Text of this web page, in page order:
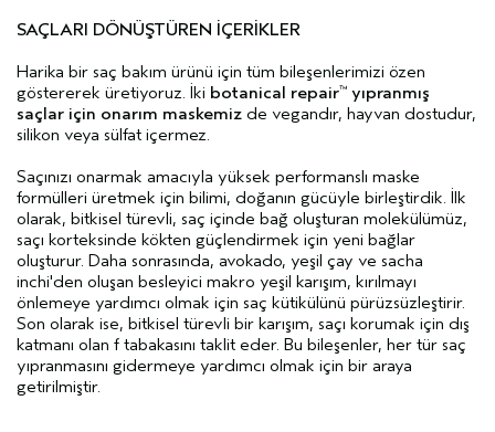
SAÇLARI DÖNÜŞTÜREN İÇERİKLER
Harika bir saç bakım ürünü için tüm bileşenlerimizi özen
göstererek üretiyoruz. İki botanical repair™ yıpranmış
saçlar için onarım maskemiz de vegandır, hayvan dostudur,
silikon veya sülfat içermez.
Saçınızı onarmak amacıyla yüksek performanslı maske
formülleri üretmek için bilimi, doğanın gücüyle birleştirdik. İlk
olarak, bitkisel türevli, saç içinde bağ oluşturan molekülümüz,
saçı korteksinde kökten güçlendirmek için yeni bağlar
oluşturur. Daha sonrasında, avokado, yeşil çay ve sacha
inchi'den oluşan besleyici makro yeşil karışım, kırılmayı
önlemeye yardımcı olmak için saç kütikülünü pürüzsüzleştirir.
Son olarak ise, bitkisel türevli bir karışım, saçı korumak için dış
katmanı olan f tabakasını taklit eder. Bu bileşenler, her tür saç
yıpranmasını gidermeye yardımcı olmak için bir araya
getirilmiştir.